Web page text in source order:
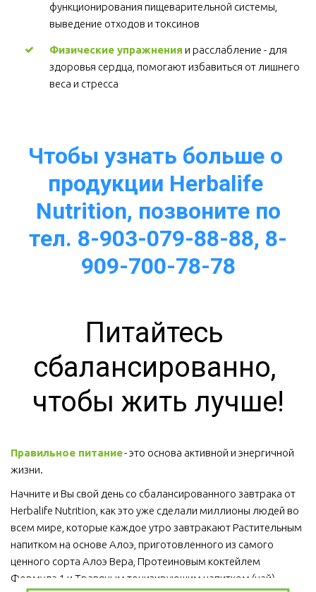
функционирования пищеварительной системы,
выведение отходов и токсинов
Физические упражнения и расслабление - для
здоровья сердца, помогают избавиться от лишнего
веса и стресса
Чтобы узнать больше о
продукции Herbalife
Nutrition, позвоните по
тел. 8-903-079-88-88, 8-
909-700-78-78
Питайтесь
сбалансированно,
чтобы жить лучше!
Правильное питание - это основа активной и энергичной
жизни.
Начните и Вы свой день со сбалансированного завтрака от
Herbalife Nutrition, как это уже сделали миллионы людей во
всем мире, которые каждое утро завтракают Растительным
напитком на основе Алоэ, приготовленного из самого
ценного сорта Алоэ Вера, Протеиновым коктейлем
Формула 1 и Травяным тонизирующим напитком (чай).